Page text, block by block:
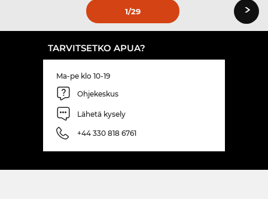
1/29 ›
TARVITSETKO APUA?
Ma-pe klo 10-19
Ohjekeskus
Lähetä kysely
+44 330 818 6761